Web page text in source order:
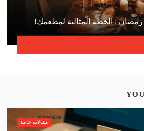
: الخطة المثالية لمطعمك!
مقالات عامة